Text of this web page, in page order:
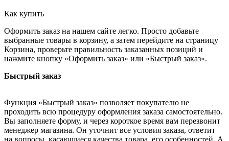
Как купить
Оформить заказ на нашем сайте легко. Просто добавьте
выбранные товары в корзину, а затем перейдите на страницу
Корзина, проверьте правильность заказанных позиций и
нажмите кнопку «Оформить заказ» или «Быстрый заказ».
Быстрый заказ
Функция «Быстрый заказ» позволяет покупателю не
проходить всю процедуру оформления заказа самостоятельно.
Вы заполняете форму, и через короткое время вам перезвонит
менеджер магазина. Он уточнит все условия заказа, ответит
на вопросы, касающиеся качества товара, его особенностей. А